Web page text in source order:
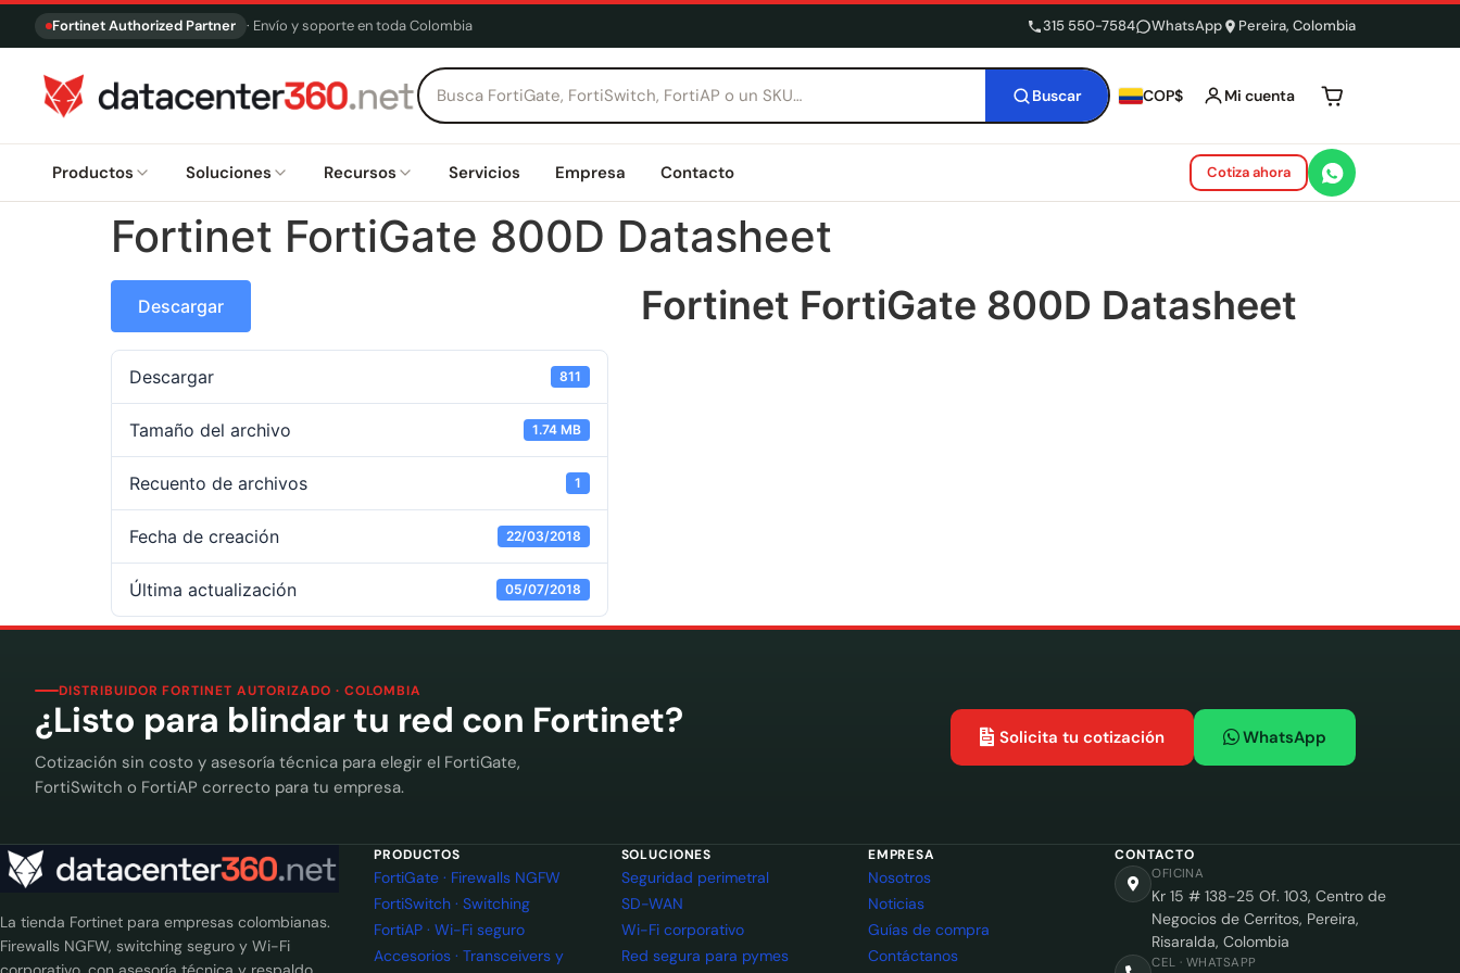
Fortinet Authorized Partner · Envío y soporte en toda Colombia 315 550-7584 WhatsApp Pereira, Colombia
Buscar COP$ Mi cuenta Tu carrito está
Productos Soluciones Recursos Servicios Empresa Contacto Cotiza ahora
Fortinet FortiGate 800D Datasheet
Descargar
Descargar 811
Tamaño del archivo 1.74 MB
Recuento de archivos 1
Fecha de creación 22/03/2018
Última actualización 05/07/2018
Fortinet FortiGate 800D Datasheet
DISTRIBUIDOR FORTINET AUTORIZADO · COLOMBIA
¿Listo para blindar tu red con Fortinet?
Cotización sin costo y asesoría técnica para elegir el FortiGate,
FortiSwitch o FortiAP correcto para tu empresa.
Solicita tu cotización WhatsApp
La tienda Fortinet para empresas colombianas.
Firewalls NGFW, switching seguro y Wi-Fi
PRODUCTOS
FortiGate · Firewalls NGFW
FortiSwitch · Switching
FortiAP · Wi-Fi seguro
Accesorios · Transceivers y
SOLUCIONES
Seguridad perimetral
SD-WAN
Wi-Fi corporativo
Red segura para pymes
EMPRESA
Nosotros
Noticias
Guías de compra
Contáctanos
CONTACTO
OFICINA
Kr 15 # 138-25 Of. 103, Centro de
Negocios de Cerritos, Pereira,
Risaralda, Colombia
CEL · WHATSAPP